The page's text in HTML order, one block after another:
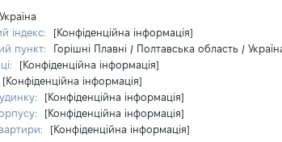
Україна
індекс:
[Конфіденційна інформація]
пункт:
Горішні Плавні / Полтавська область /
[Конфіденційна інформація]
[Конфіденційна інформація]
[Конфіденційна інформація]
[Конфіденційна інформація]
[Конфіденційна інформація]